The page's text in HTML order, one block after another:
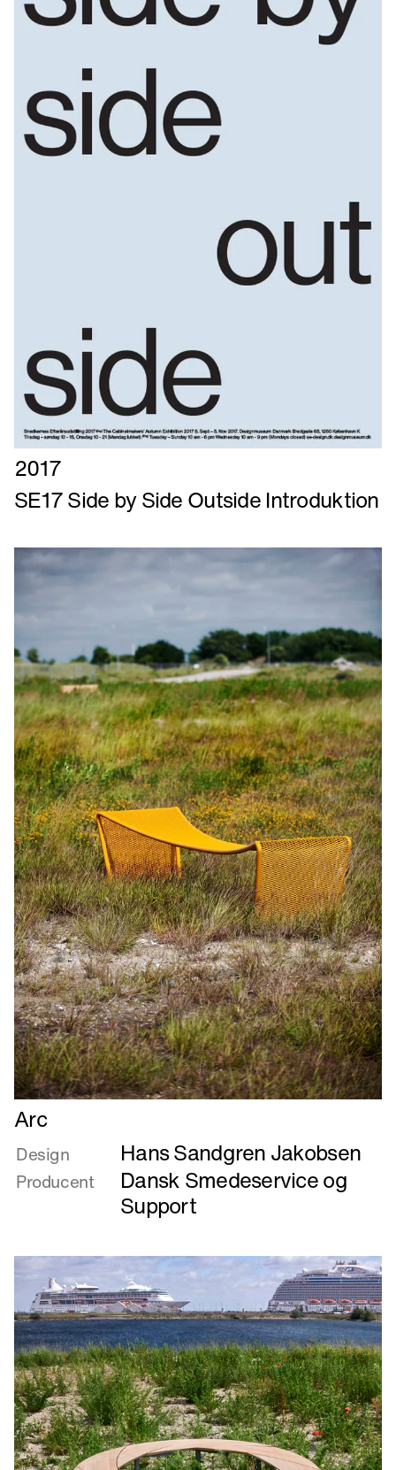
Læs
mere
om
Side
Introduktion
2017
SE17 Side by Side Outside Introduktion
Læs
mere
om
Arc
Arc
Design Hans Sandgren Jakobsen
Producent
Dansk Smedeservice og
Support